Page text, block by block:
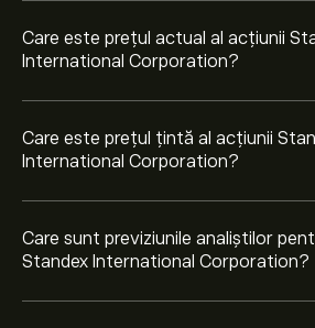
Care este prețul actual al acțiunii
International Corporation?
Care este prețul țintă al acțiunii
International Corporation?
Care sunt previziunile analiștilor
Standex International Corporation?
moderată.